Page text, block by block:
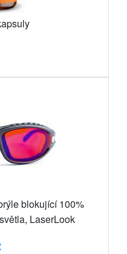
blokující 100%
LaserLook